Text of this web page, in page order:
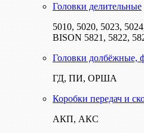
Головки делительные
5010, 5020, 5023,
BISON 5821, 5822,
Головки долбёжные,
ГД, ПИ, ОРША
Коробки передач и
АКП, АКС